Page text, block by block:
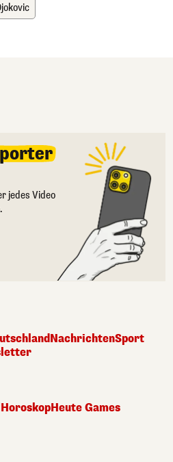
jedes Video
NachrichtenSport
HoroskopHeute Games